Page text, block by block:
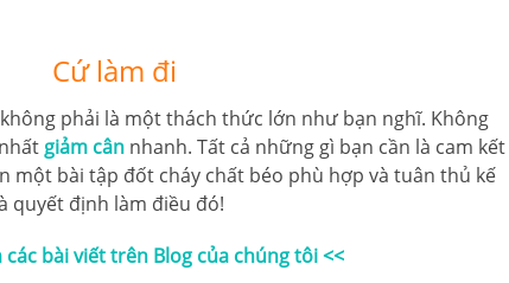
Cứ làm đi
phải là một thách thức lớn như bạn nghĩ. Không
giảm cân nhanh. Tất cả những gì bạn cần là cam kết
một bài tập đốt cháy chất béo phù hợp và tuân thủ kế
quyết định làm điều đó!
các bài viết trên Blog của chúng tôi <<